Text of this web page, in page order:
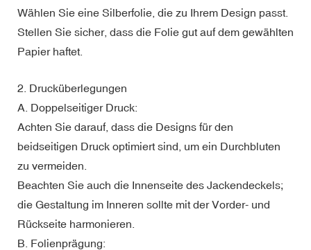
Wählen Sie eine Silberfolie, die zu Ihrem Design passt.
Stellen Sie sicher, dass die Folie gut auf dem gewählten
Papier haftet.
2. Drucküberlegungen
A. Doppelseitiger Druck:
Achten Sie darauf, dass die Designs für den
beidseitigen Druck optimiert sind, um ein Durchbluten
zu vermeiden.
Beachten Sie auch die Innenseite des Jackendeckels;
die Gestaltung im Inneren sollte mit der Vorder- und
Rückseite harmonieren.
B. Folienprägung: